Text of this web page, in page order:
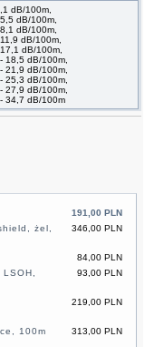
dB/100m,
dB/100m,
dB/100m,
dB/100m,
dB/100m,
18,5 dB/100m,
21,9 dB/100m,
25,3 dB/100m,
27,9 dB/100m,
34,7 dB/100m
191,00 PLN
346,00 PLN
żel,
84,00 PLN
93,00 PLN
LSOH,
219,00 PLN
313,00 PLN
100m